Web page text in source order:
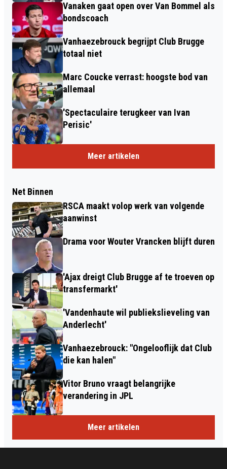
Vanaken gaat open over Van Bommel als
bondscoach
Vanhaezebrouck begrijpt Club Brugge
totaal niet
Marc Coucke verrast: hoogste bod van
allemaal
'Spectaculaire terugkeer van Ivan
Perisic'
Meer artikelen
Net Binnen
RSCA maakt volop werk van volgende
aanwinst
Drama voor Wouter Vrancken blijft duren
'Ajax dreigt Club Brugge af te troeven op
transfermarkt'
'Vandenhaute wil publiekslieveling van
Anderlecht'
Vanhaezebrouck: "Ongelooflijk dat Club
die kan halen"
Vitor Bruno vraagt belangrijke
verandering in JPL
Meer artikelen